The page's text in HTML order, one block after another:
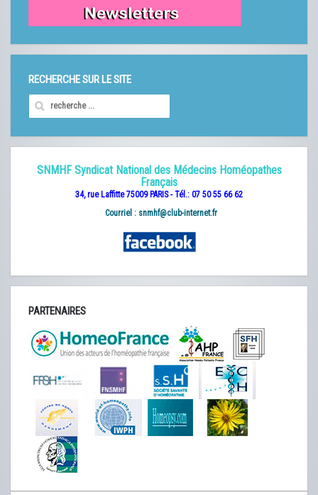
RECHERCHE SUR LE SITE
SNMHF Syndicat National des Médecins Homéopathes
Français
34, rue Laffitte 75009 PARIS - Tél.: 07 50 55 66 62
Courriel : snmhf@club-internet.fr
PARTENAIRES